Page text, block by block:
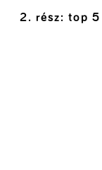
2. rész: top 5